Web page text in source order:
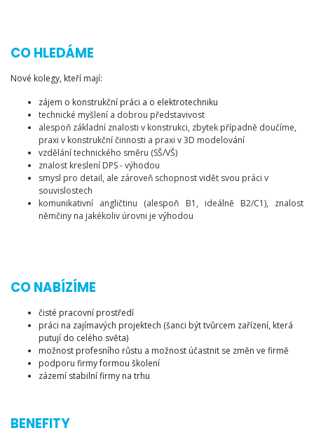
CO HLEDÁME
Nové kolegy, kteří mají:
zájem o konstrukční práci a o elektrotechniku
technické myšlení a dobrou představivost
alespoň základní znalosti v konstrukci, zbytek případně doučíme,
praxi v konstrukční činnosti a praxi v 3D modelování
vzdělání technického směru (SŠ/VŠ)
znalost kreslení DPS - výhodou
smysl pro detail, ale zároveň schopnost vidět svou práci v
souvislostech
komunikativní angličtinu (alespoň B1, ideálně B2/C1), znalost
němčiny na jakékoliv úrovni je výhodou
CO NABÍZÍME
čisté pracovní prostředí
práci na zajímavých projektech (šanci být tvůrcem zařízení, která
putují do celého světa)
možnost profesního růstu a možnost účastnit se změn ve firmě
podporu firmy formou školení
zázemí stabilní firmy na trhu
BENEFITY